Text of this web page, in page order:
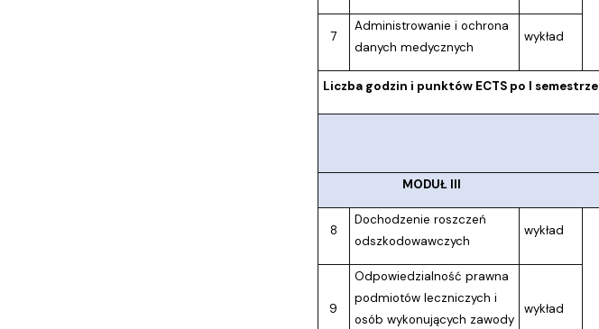
7
Administrowanie i ochrona
danych medycznych
wykład
Liczba godzin i punktów ECTS po I semestrze
MODUŁ III
8
Dochodzenie roszczeń
odszkodowawczych
wykład
9
Odpowiedzialność prawna
podmiotów leczniczych i
osób wykonujących zawody
wykład